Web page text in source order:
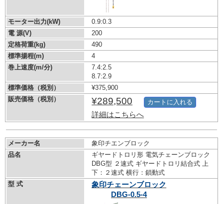
モーター出力(kW)
0.9:0.3
電 源(V)
200
定格荷重(kg)
490
標準揚程(m)
4
巻上速度(m/分)
7.4:2.5
8.7:2.9
標準価格（税別）
¥375,900
販売価格（税別）
¥289,500
詳細はこちらへ
カートに入れる
メーカー名
象印チエンブロック
品名
ギヤードトロリ形 電気チェーンブロック
DBG型 ２速式 ギヤードトロリ結合式 上
下：２速式 横行：鎖動式
型 式
象印チェーンブロック
DBG-0.5-4